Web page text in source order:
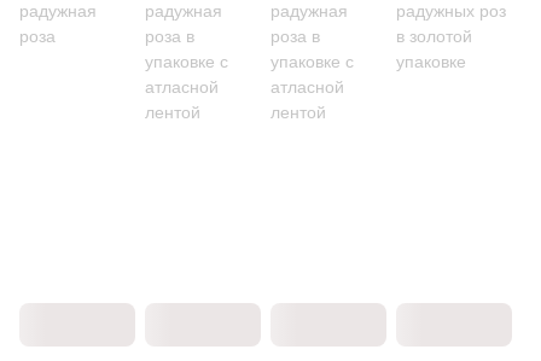
радужная
роза
радужная
роза в
упаковке с
атласной
лентой
радужная
роза в
упаковке с
атласной
лентой
радужных роз
в золотой
упаковке